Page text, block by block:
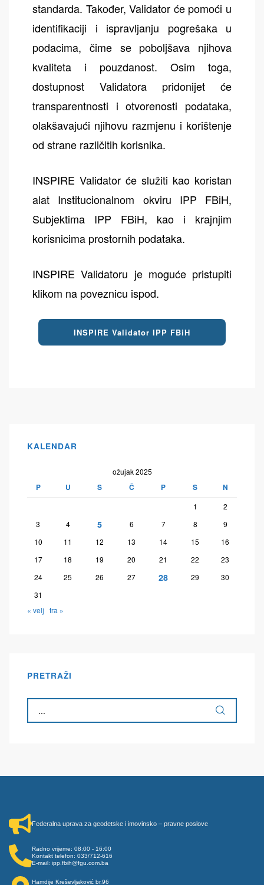
standarda. Također, Validator će pomoći u
identifikaciji i ispravljanju pogrešaka u
podacima, čime se poboljšava njihova
kvaliteta i pouzdanost. Osim toga,
dostupnost Validatora pridonijet će
transparentnosti i otvorenosti podataka,
olakšavajući njihovu razmjenu i korištenje
od strane različitih korisnika.
INSPIRE Validator će služiti kao koristan
alat Institucionalnom okviru IPP FBiH,
Subjektima IPP FBiH, kao i krajnjim
korisnicima prostornih podataka.
INSPIRE Validatoru je moguće pristupiti
klikom na poveznicu ispod.
INSPIRE Validator IPP FBiH
KALENDAR
ožujak 2025
P U S Č P S N
1
2
3
4 5 6 7 8
9
10
11 12 13 14 15
16
17
18 19 20 21 22
23
24
25 26 27 28 29
30
31
« velj tra »
PRETRAŽI
Federalna uprava za geodetske i imovinsko – pravne poslove
Radno vrijeme: 08:00 - 16:00
Kontakt telefon: 033/712-616
E-mail: ipp.fbih@fgu.com.ba
Hamdije Kreševljaković br.96